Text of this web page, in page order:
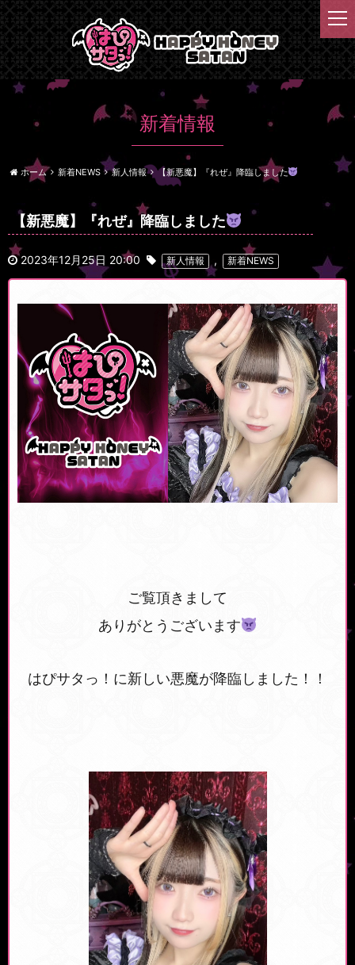
新着情報
ホーム 新着NEWS 新人情報 【新悪魔】『れぜ』降臨しました
【新悪魔】『れぜ』降臨しました
2023年12月25日 20:00 新人情報 , 新着NEWS
ご覧頂きまして
ありがとうございます
はぴサタっ！に新しい悪魔が降臨しました！！
t
o
e
n
i
n